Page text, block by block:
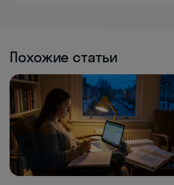
Похожие статьи
1436.9K